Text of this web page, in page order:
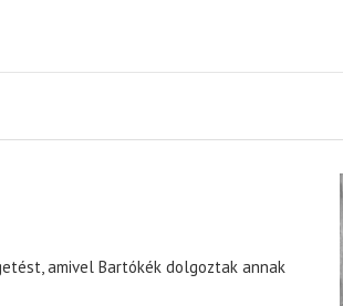
amivel Bartókék dolgoztak annak